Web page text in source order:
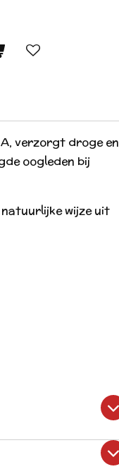
verzorgt droge en
oogleden bij
wijze uit